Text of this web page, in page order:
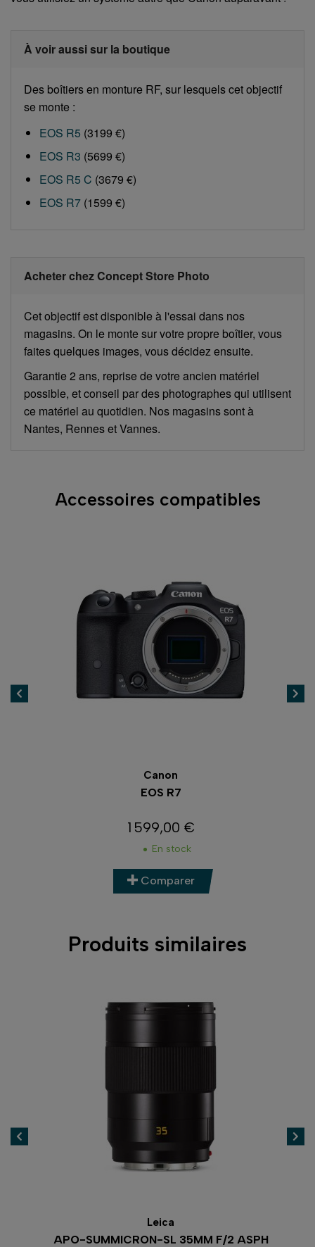
À voir aussi sur la boutique
Des boîtiers en monture RF, sur lesquels cet objectif
se monte :
EOS R5 (3199 €)
EOS R3 (5699 €)
EOS R5 C (3679 €)
EOS R7 (1599 €)
Acheter chez Concept Store Photo
Cet objectif est disponible à l'essai dans nos
magasins. On le monte sur votre propre boîtier, vous
faites quelques images, vous décidez ensuite.
Garantie 2 ans, reprise de votre ancien matériel
possible, et conseil par des photographes qui utilisent
ce matériel au quotidien. Nos magasins sont à
Nantes, Rennes et Vannes.
Accessoires compatibles
Canon
EOS R7
Prix
1 599,00 €
En stock
Comparer
Produits similaires
Leica
APO-SUMMICRON-SL 35MM F/2 ASPH